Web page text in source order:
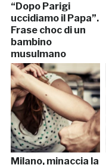
“Dopo Parigi
uccidiamo il Papa”.
Frase choc di un
bambino
musulmano
Milano, minaccia la